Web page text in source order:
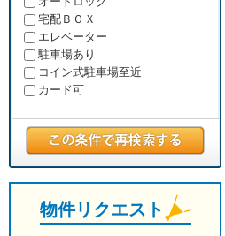
宅配ＢＯＸ
エレベーター
駐車場あり
コイン式駐車場至近
カード可
物件リクエスト